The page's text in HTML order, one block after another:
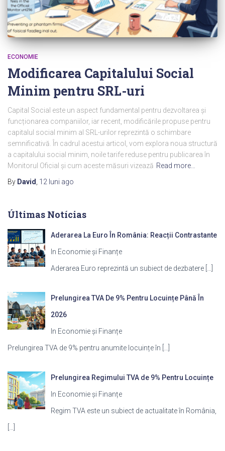
ECONOMIE
Modificarea Capitalului Social
Minim pentru SRL-uri
Capital Social este un aspect fundamental pentru dezvoltarea și
funcționarea companiilor, iar recent, modificările propuse pentru
capitalul social minim al SRL-urilor reprezintă o schimbare
semnificativă. În cadrul acestui articol, vom explora noua structură
a capitalului social minim, noile tarife reduse pentru publicarea în
Monitorul Oficial și cum aceste măsuri vizează Read more…
By David 12 luni ago
Últimas Notícias
Aderarea La Euro În România: Reacții Contrastante
In Economie și Finanțe
Aderarea Euro reprezintă un subiect de dezbatere
Prelungirea TVA De 9% Pentru Locuințe Până În
2026
In Economie și Finanțe
Prelungirea TVA de 9% pentru anumite locuințe în
Prelungirea Regimului TVA de 9% Pentru Locuințe
In Economie și Finanțe
Regim TVA este un subiect de actualitate în România,